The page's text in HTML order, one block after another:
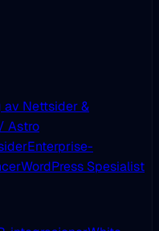
av Nettsider &
Astro
Enterprise-
WordPress Spesialist